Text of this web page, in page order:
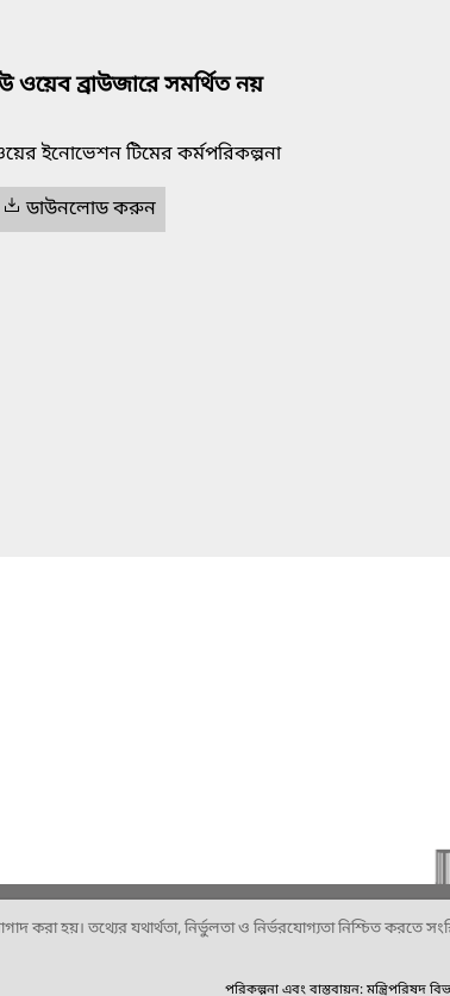
ওয়েব ব্রাউজারে সমর্থিত নয়
ইনোভেশন টিমের কর্মপরিকল্পনা
ডাউনলোড করুন
হয়। তথ্যের যথার্থতা, নির্ভুলতা ও নির্ভরযোগ্যতা নিশ্চিত করতে
পরিকল্পনা এবং বাস্তবায়ন: মন্ত্রিপরিষদ